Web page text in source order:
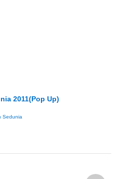
2011(Pop Up)
Sedunia